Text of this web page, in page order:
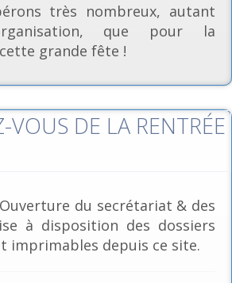
très nombreux, autant
que pour la
grande fête !
VOUS DE LA RENTRÉE
du secrétariat & des
à disposition des dossiers
imprimables depuis ce site.